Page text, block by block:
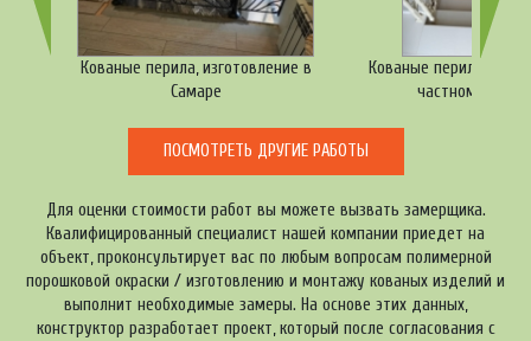
Кованые перила, изготовление в
Самаре
Кованые перила
частном доме
ПОСМОТРЕТЬ ДРУГИЕ РАБОТЫ
Для оценки стоимости работ вы можете вызвать замерщика.
Квалифицированный специалист нашей компании приедет на
объект, проконсультирует вас по любым вопросам полимерной
порошковой окраски / изготовлению и монтажу кованых изделий и
выполнит необходимые замеры. На основе этих данных,
конструктор разработает проект, который после согласования с